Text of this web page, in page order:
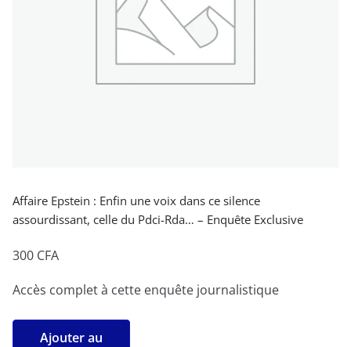
Affaire Epstein : Enfin une voix dans ce silence
assourdissant, celle du Pdci-Rda… – Enquête Exclusive
300 CFA
Accès complet à cette enquête journalistique
quantitéAjouter au